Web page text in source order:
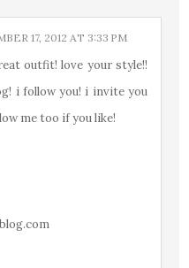
17, 2012 AT 3:33 PM
outfit! love your style!!
i follow you! i invite you
me too if you like!